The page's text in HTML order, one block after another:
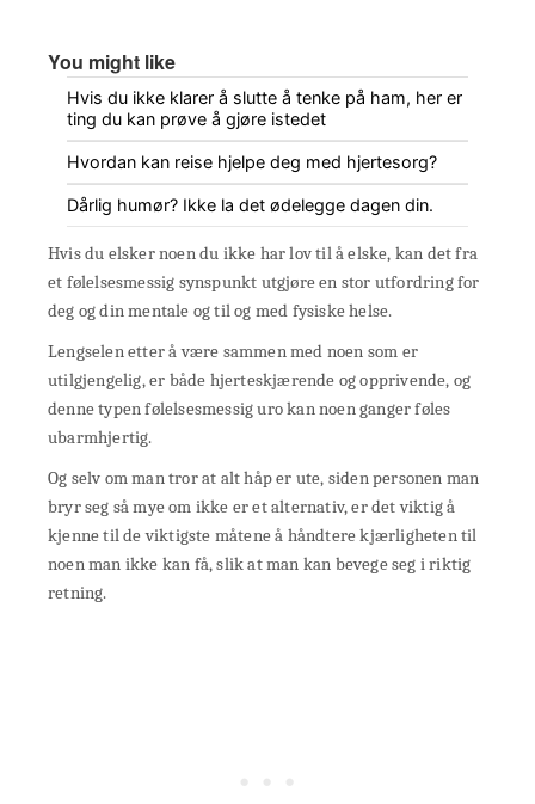
You might like
Hvis du ikke klarer å slutte å tenke på ham, her er
ting du kan prøve å gjøre istedet
Hvordan kan reise hjelpe deg med hjertesorg?
Dårlig humør? Ikke la det ødelegge dagen din.
Hvis du elsker noen du ikke har lov til å elske, kan det fra
et følelsesmessig synspunkt utgjøre en stor utfordring for
deg og din mentale og til og med fysiske helse.
Lengselen etter å være sammen med noen som er
utilgjengelig, er både hjerteskjærende og opprivende, og
denne typen følelsesmessig uro kan noen ganger føles
ubarmhjertig.
Og selv om man tror at alt håp er ute, siden personen man
bryr seg så mye om ikke er et alternativ, er det viktig å
kjenne til de viktigste måtene å håndtere kjærligheten til
noen man ikke kan få, slik at man kan bevege seg i riktig
retning.